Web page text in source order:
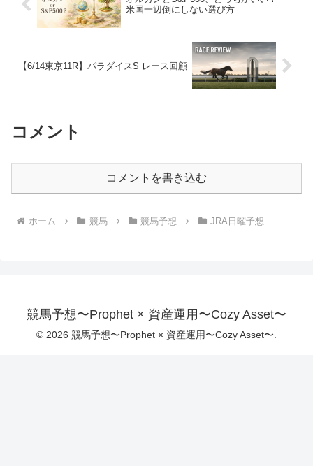
米国一辺倒にしない選び方
【6/14東京11R】パラダイスS レース回顧
コメント
コメントを書き込む
ホーム 競馬 競馬予想 JRA日曜予想
競馬予想〜Prophet × 資産運用〜Cozy Asset〜
© 2026 競馬予想〜Prophet × 資産運用〜Cozy Asset〜.